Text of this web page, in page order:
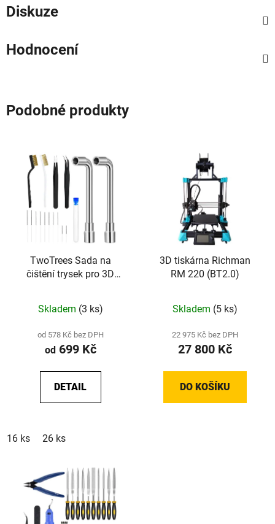
Diskuze
Hodnocení
Podobné produkty
TwoTrees Sada na
čištění trysek pro 3D
Skladem (3 ks)
od 578 Kč bez DPH
od699 Kč
DETAIL
16 ks 26 ks
3D tiskárna Richman
RM 220 (BT2.0)
Skladem (5 ks)
22 975 Kč bez DPH
27 800 Kč
DO KOŠÍKU